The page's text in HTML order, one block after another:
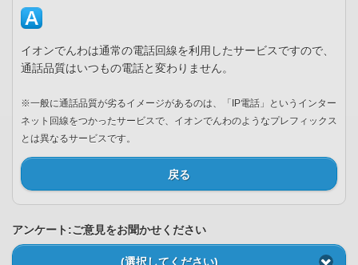
イオンでんわは通常の電話回線を利用したサービスですので、
通話品質はいつもの電話と変わりません。
※一般に通話品質が劣るイメージがあるのは、「IP電話」というインター
ネット回線をつかったサービスで、イオンでんわのようなプレフィックス
とは異なるサービスです。
戻る
アンケート:ご意見をお聞かせください
(選択してください)